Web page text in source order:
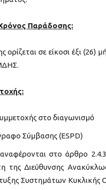
Παράδοσης:
ορίζεται σε είκοσι έξι
στο διαγωνισμό
Σύμβασης (ESPD)
στο άρθρο
της Διεύθυνσης
Συστημάτων Κυκλικής